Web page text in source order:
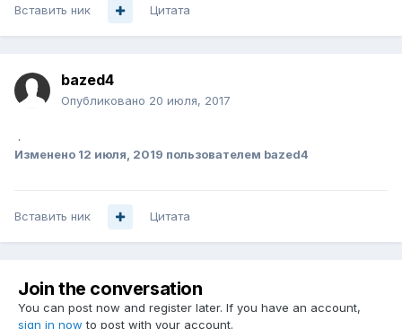
Вставить ник Цитата
bazed4
Опубликовано 20 июля, 2017
.
Изменено 12 июля, 2019 пользователем bazed4
Вставить ник Цитата
Join the conversation
You can post now and register later. If you have an account,
sign in now to post with your account.